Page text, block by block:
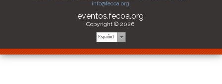
info@fecoa.org
eventos.fecoa.org
Copyright © 2026